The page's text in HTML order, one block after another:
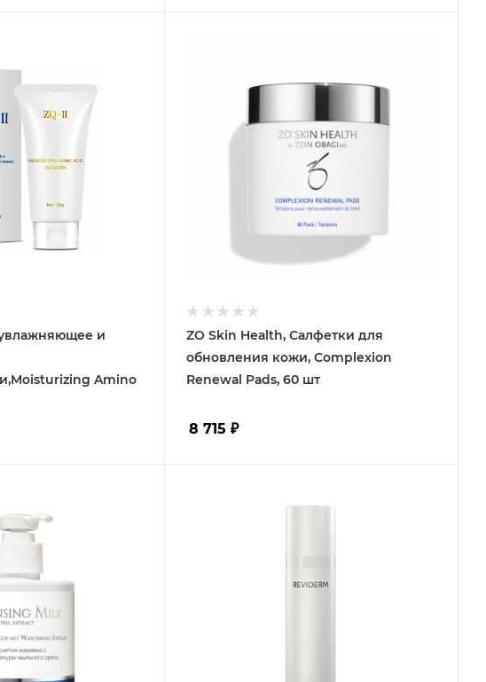
и
Amino
ZO Skin Health, Салфетки для
обновления кожи, Complexion
Renewal Pads, 60 шт
8 715 ₽